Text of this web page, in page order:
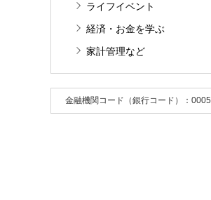
ライフイベント
経済・お金を学ぶ
家計管理など
金融機関コード（銀行コード）：0005